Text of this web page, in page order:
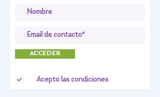
ACCEDER
Acepto las condiciones